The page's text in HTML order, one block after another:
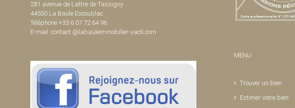
281 avenue de Lattre de Tassigny
44500 La Baule Escoublac
Téléphone +33 6 07 72 64 96
E-mail :contact @labauleimmobilier-vacti.com
MENU
Trouver un bien
Estimer votre bien